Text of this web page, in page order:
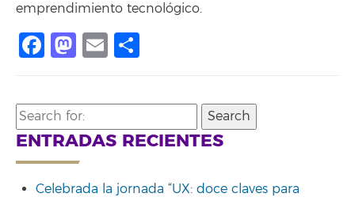
emprendimiento tecnológico.
Facebook
Mastodon
Email
Search
for:
ENTRADAS RECIENTES
Celebrada la jornada “UX: doce claves para